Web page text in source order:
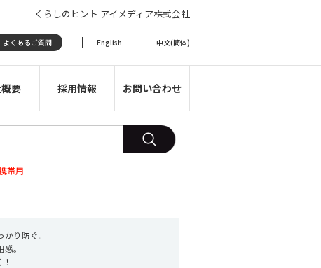
くらしのヒント アイメディア株式会社
よくあるご質問 English 中文(簡体)
要 採用情報 お問い合わせ
帯用
り防ぐ。
。